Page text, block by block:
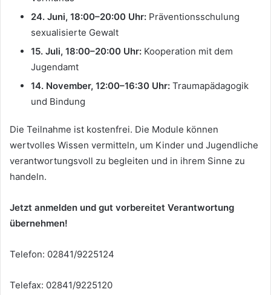
24. Juni, 18:00–20:00 Uhr: Präventionsschulung
sexualisierte Gewalt
15. Juli, 18:00–20:00 Uhr: Kooperation mit dem
Jugendamt
14. November, 12:00–16:30 Uhr: Traumapädagogik
und Bindung
Die Teilnahme ist kostenfrei. Die Module können
wertvolles Wissen vermitteln, um Kinder und Jugendliche
verantwortungsvoll zu begleiten und in ihrem Sinne zu
handeln.
Jetzt anmelden und gut vorbereitet Verantwortung
übernehmen!
Telefon: 02841/9225124
Telefax: 02841/9225120